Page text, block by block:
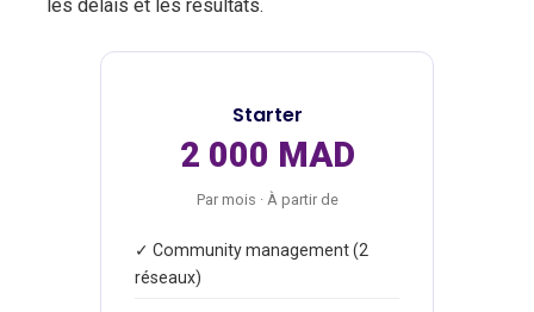
les délais et les résultats.
Starter
2 000 MAD
Par mois · À partir de
✓ Community management (2
réseaux)